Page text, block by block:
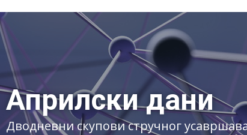
Априлски дани
Дводневни скупови стручног